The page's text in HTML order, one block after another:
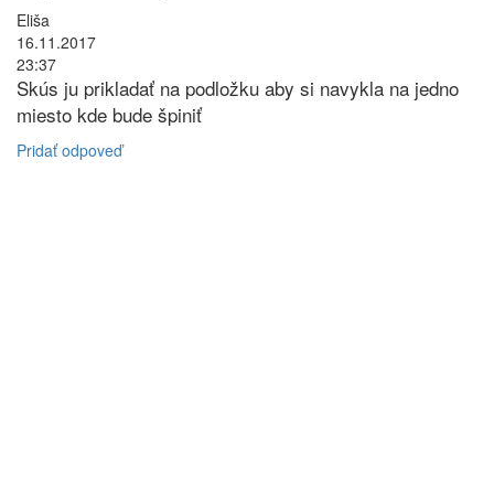
Eliša
16.11.2017
23:37
Skús ju prikladať na podložku aby si navykla na jedno
miesto kde bude špiniť
Pridať odpoveď